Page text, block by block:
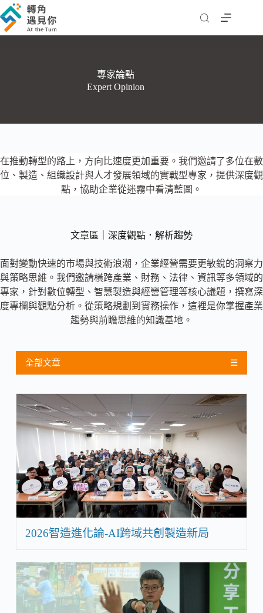
跳
至
主
專家論點
Expert Opinion
在推動轉型的路上，方向比速度更加重要。我們邀請了多位在數
位、製造、組織設計與人才發展領域的實戰型專家，提供深度觀
點，協助企業從迷霧中看清藍圖。
文章區｜深度觀點．解析趨勢
面對變動快速的市場與技術浪潮，企業經營需要更敏銳的洞察力
與策略思維。我們邀請橫跨產業、財務、法律、資訊等多領域的
專家，針對數位轉型、智慧製造與經營管理等核心議題，撰寫深
度專欄與觀點分析。從策略規劃到實務操作，這裡是你掌握產業
趨勢與前瞻思維的知識基地。
全部文章
2026智造進化論-AI跨域共創製造新局